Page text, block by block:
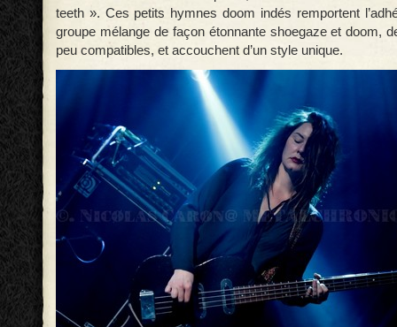
teeth ». Ces petits hymnes doom indés remportent
groupe mélange de façon étonnante shoegaze et doom,
peu compatibles, et accouchent d’un style unique.